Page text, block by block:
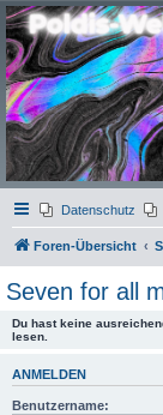
Poldis-
Das Forum für Jeans,
Datenschutz
Foren-Übersicht
Seven for all
Du hast keine
lesen.
ANMELDEN
Benutzername: